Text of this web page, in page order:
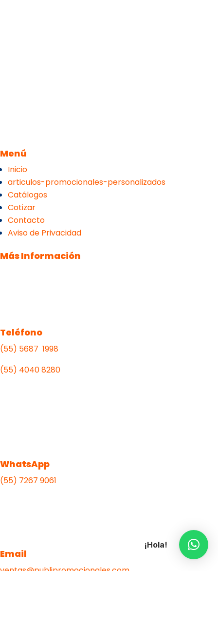
Menú
Inicio
articulos-promocionales-personalizados
Catálogos
Cotizar
Contacto
Aviso de Privacidad
Más Información
Teléfono
(55) 5687 1998
(55) 4040 8280
WhatsApp
(55) 7267 9061
Email
ventas@publipromocionales.com
¡Hola!